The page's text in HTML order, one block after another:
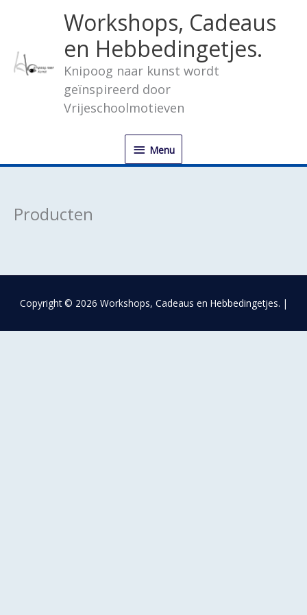
inhoud
Workshops, Cadeaus
en Hebbedingetjes.
Knipoog naar kunst wordt
geïnspireerd door
Vrijeschoolmotieven
Menu
Producten
Copyright © 2026 Workshops, Cadeaus en Hebbedingetjes. |